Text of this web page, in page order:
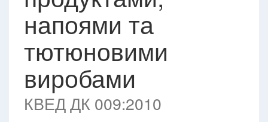
напоями та
тютюновими
виробами
КВЕД ДК 009:2010